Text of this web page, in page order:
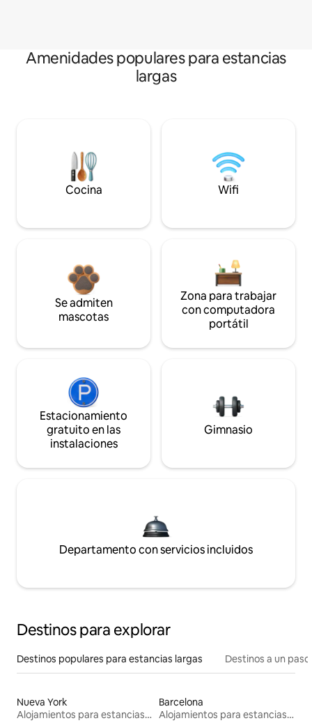
Amenidades populares para estancias
largas
Cocina Wifi
Se admiten
mascotas
Zona para trabajar
con computadora
portátil
Estacionamiento
gratuito en las
instalaciones
Gimnasio
Departamento con servicios incluidos
Destinos para explorar
Destinos populares para estancias largas Destinos a un
Nueva York
Alojamientos para estancias largas
Barcelona
Alojamientos para estancias largas